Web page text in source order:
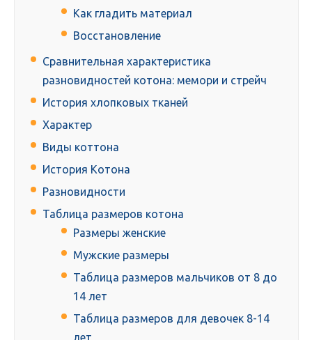
Как гладить материал
Восстановление
Сравнительная характеристика
разновидностей котона: мемори и стрейч
История хлопковых тканей
Характер
Виды коттона
История Котона
Разновидности
Таблица размеров котона
Размеры женские
Мужские размеры
Таблица размеров мальчиков от 8 до
14 лет
Таблица размеров для девочек 8-14